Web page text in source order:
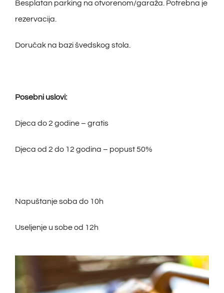
Besplatan parking na otvorenom/garaža. Potrebna je
rezervacija.
Doručak na bazi švedskog stola.
Posebni uslovi:
Djeca do 2 godine – gratis
Djeca od 2 do 12 godina – popust 50%
Napuštanje soba do 10h
Useljenje u sobe od 12h